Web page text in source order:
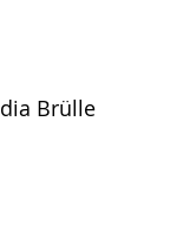
Brülle